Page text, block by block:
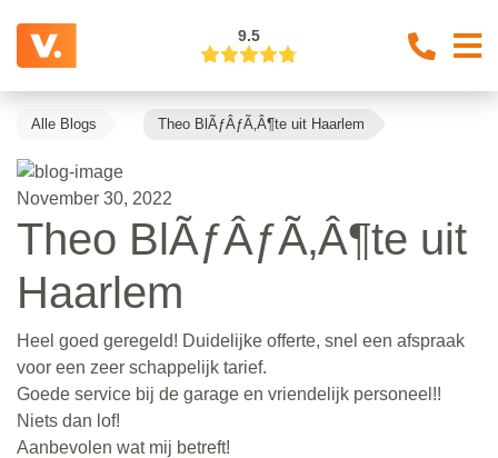
9.5
Alle Blogs Theo BlÃƒÂƒÃ‚Â¶te uit Haarlem
November 30, 2022
Theo BlÃƒÂƒÃ‚Â¶te uit
Haarlem
Heel goed geregeld! Duidelijke offerte, snel een afspraak
voor een zeer schappelijk tarief.
Goede service bij de garage en vriendelijk personeel!!
Niets dan lof!
Aanbevolen wat mij betreft!